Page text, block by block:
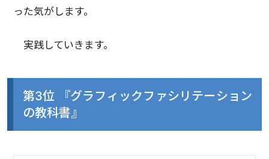
った気がします。
実践していきます。
第3位 『グラフィックファシリテーション
の教科書』